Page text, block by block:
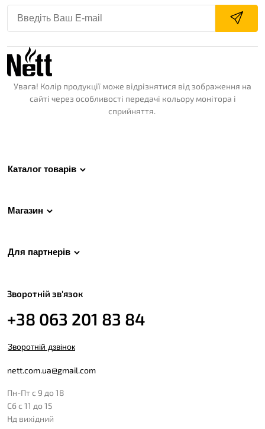
Увага! Колір продукції може відрізнятися від зображення на
сайті через особливості передачі кольору монітора і
сприйняття.
Каталог товарів
Магазин
Для партнерів
Зворотній зв'язок
+38 063 201 83 84
Зворотній дзвінок
nett.com.ua@gmail.com
Пн-Пт с 9 до 18
Сб с 11 до 15
Нд вихідний